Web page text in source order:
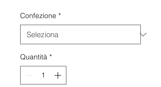
Confezione *
Quantità *